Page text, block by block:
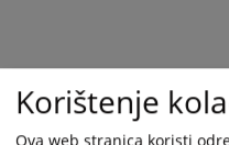
Korištenje
Ova web stranica koristi